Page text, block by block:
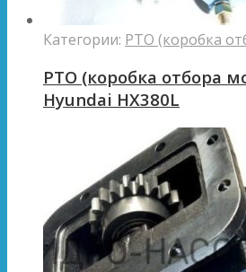
Категории: PTO (коробка
PTO (коробка отбора
Hyundai HX380L